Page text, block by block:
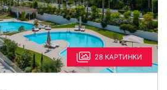
28 КАРТИНКИ